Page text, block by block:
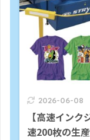
2026-06-08
【高速イン
速200枚の生